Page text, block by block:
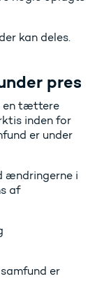
kan deles.
pres
en tættere
inden for
er under
ændringerne i
af
er